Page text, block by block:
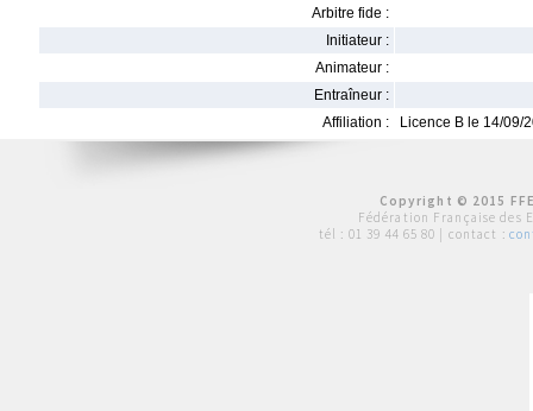
Arbitre fide :
Initiateur :
Animateur :
Entraîneur :
Affiliation :
Licence B le 14/09/
Copyright © 2015
Fédération Française des
tél : 01 39 44 65 80 | contact :